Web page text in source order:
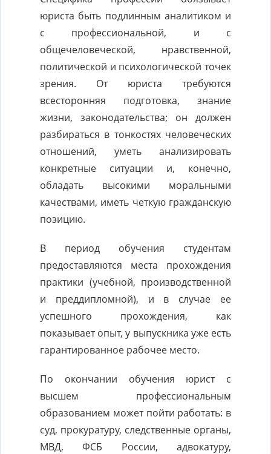
юриста быть подлинным аналитиком и
с профессиональной, и с
общечеловеческой, нравственной,
политической и психологической точек
зрения. От юриста требуются
всесторонняя подготовка, знание
жизни, законодательства; он должен
разбираться в тонкостях человеческих
отношений, уметь анализировать
конкретные ситуации и, конечно,
обладать высокими моральными
качествами, иметь четкую гражданскую
позицию.
В период обучения студентам
предоставляются места прохождения
практики (учебной, производственной
и преддипломной), и в случае ее
успешного прохождения, как
показывает опыт, у выпускника уже есть
гарантированное рабочее место.
По окончании обучения юрист с
высшем профессиональным
образованием может пойти работать: в
суд, прокуратуру, следственные органы,
МВД, ФСБ России, адвокатуру,